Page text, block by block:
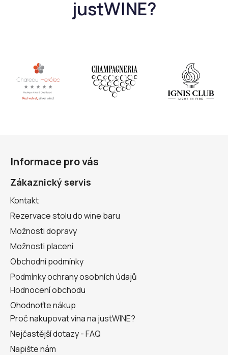
Informace pro vás
Zákaznický servis
Kontakt
Rezervace stolu do wine baru
Možnosti dopravy
Možnosti placení
Obchodní podmínky
Podmínky ochrany osobních údajů
Hodnocení obchodu
Ohodnoťte nákup
Proč nakupovat vína na justWINE?
Nejčastější dotazy - FAQ
Napište nám